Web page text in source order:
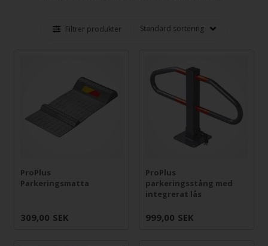
Filtrer produkter
ProPlus
Parkeringsmatta
309,00 SEK
ProPlus
parkeringsstång med
integrerat lås
999,00 SEK